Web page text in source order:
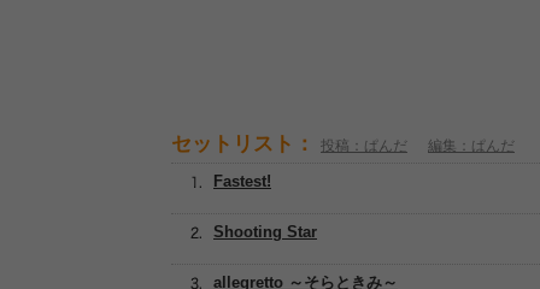
セットリスト： 投稿：ぱんだ 編集：ぱんだ
Fastest!
Shooting Star
allegretto ～そらときみ～